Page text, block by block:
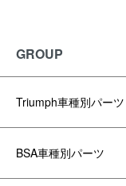
GROUP
Triumph車種別パーツ
BSA車種別パーツ